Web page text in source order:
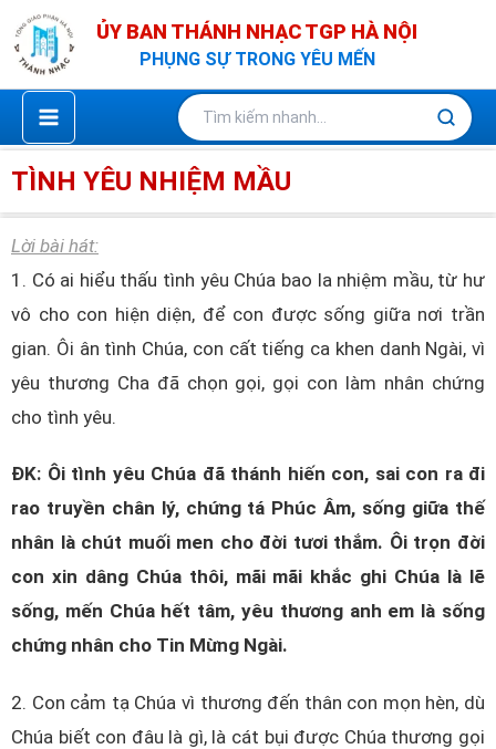
Nhảy
tới
nội
dung
ỦY BAN THÁNH NHẠC TGP HÀ NỘI
PHỤNG SỰ TRONG YÊU MẾN
TÌNH YÊU NHIỆM MẦU
Lời bài hát:
1. Có ai hiểu thấu tình yêu Chúa bao la nhiệm mầu, từ hư
vô cho con hiện diện, để con được sống giữa nơi trần
gian. Ôi ân tình Chúa, con cất tiếng ca khen danh Ngài, vì
yêu thương Cha đã chọn gọi, gọi con làm nhân chứng
cho tình yêu.
ĐK: Ôi tình yêu Chúa đã thánh hiến con, sai con ra đi
rao truyền chân lý, chứng tá Phúc Âm, sống giữa thế
nhân là chút muối men cho đời tươi thắm. Ôi trọn đời
con xin dâng Chúa thôi, mãi mãi khắc ghi Chúa là lẽ
sống, mến Chúa hết tâm, yêu thương anh em là sống
chứng nhân cho Tin Mừng Ngài.
2. Con cảm tạ Chúa vì thương đến thân con mọn hèn, dù
Chúa biết con đâu là gì, là cát bụi được Chúa thương gọi